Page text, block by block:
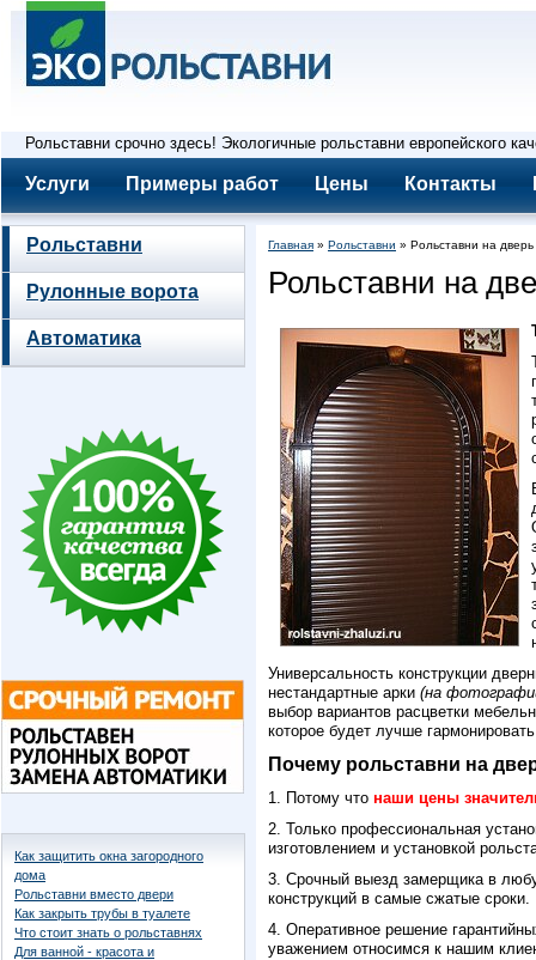
Рольставни срочно здесь! Экологичные рольставни европейского
Услуги Примеры работ Цены Контакты
Рольставни
Рулонные ворота
Автоматика
Как защитить окна загородного
дома
Рольставни вместо двери
Как закрыть трубы в туалете
Что стоит знать о рольставнях
Для ванной - красота и
Главная » Рольставни » Рольставни на дверь
Рольставни на
Универсальность конструкции
нестандартные арки (на
выбор вариантов расцветки
которое будет лучше
Почему рольставни на
1. Потому что наши цены
2. Только профессиональная
изготовлением и установкой
3. Срочный выезд замерщика в
конструкций в самые сжатые
4. Оперативное решение
уважением относимся к нашим